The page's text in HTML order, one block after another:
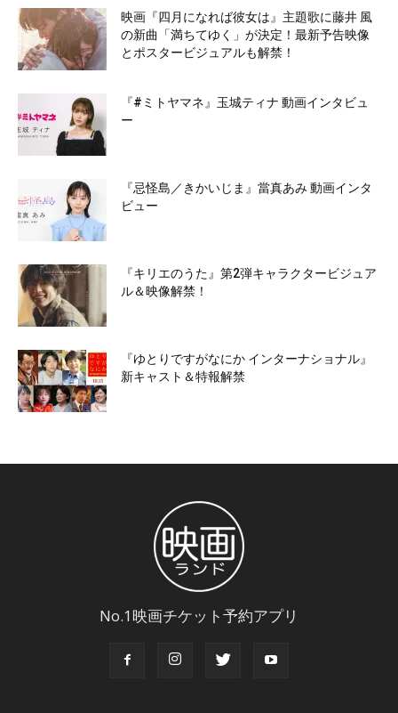
映画『四月になれば彼女は』主題歌に藤井 風
の新曲「満ちてゆく」が決定！最新予告映像
とポスタービジュアルも解禁！
『#ミトヤマネ』玉城ティナ 動画インタビュ
ー
『忌怪島／きかいじま』當真あみ 動画インタ
ビュー
『キリエのうた』第2弾キャラクタービジュア
ル＆映像解禁！
『ゆとりですがなにか インターナショナル』
新キャスト＆特報解禁
No.1映画チケット予約アプリ